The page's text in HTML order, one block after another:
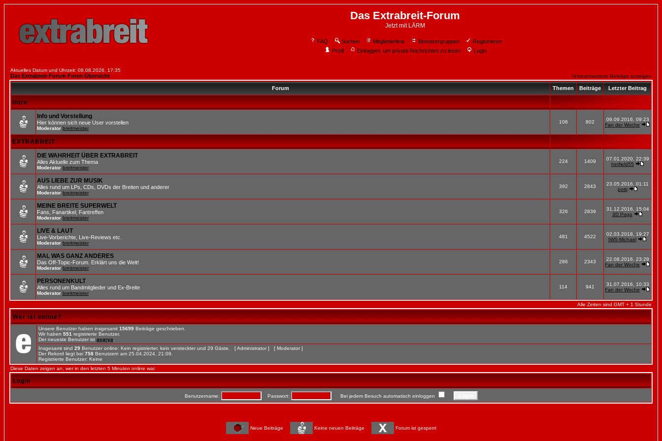
Das Extrabreit-Forum
Jetzt mit LÄRM
FAQ Suchen Mitgliederliste Benutzergruppen
Registrieren
Profil
Einloggen, um private Nachrichten zu lesen Login
Aktuelles Datum und Uhrzeit: 08.08.2026, 17:35
Das Extrabreit-Forum Foren-Übersicht Unbeantwortete Beiträge anzeigen
Forum Themen Beiträge Letzter Beitrag
Intro
Info und Vorstellung
Hier können sich neue User vorstellen
Moderator breitmeister
106 802
09.09.2016, 09:23
Fan der Woche
EXTRABREIT
DIE WAHRHEIT ÜBER EXTRABREIT
Alles Aktuelle zum Thema
Moderator breitmeister
224 1409
07.01.2020, 22:39
hetfield55
AUS LIEBE ZUR MUSIK
Alles rund um LPs, CDs, DVDs der Breiten und anderer
Moderator breitmeister
392 2843
23.05.2016, 01:11
potti
MEINE BREITE SUPERWELT
Fans, Fanartikel, Fantreffen
Moderator breitmeister
326 2839
31.12.2016, 15:04
3D Pogo
LIVE & LAUT
Live-Vorberichte, Live-Reviews etc.
Moderator breitmeister
481 4522
02.03.2018, 19:27
IWS-Michael
MAL WAS GANZ ANDERES
Das Off-Topic-Forum. Erklärt uns die Welt!
Moderator breitmeister
286 2343
22.08.2016, 23:29
Fan der Woche
PERSONENKULT
Alles rund um Bandmitglieder und Ex-Breite
Moderator breitmeister
114 941
31.07.2016, 10:33
Fan der Woche
Alle Zeiten sind GMT + 1 Stunde
Wer ist online?
Unsere Benutzer haben insgesamt 15699 Beiträge geschrieben.
Wir haben 551 registrierte Benutzer.
Der neueste Benutzer ist avarya
Insgesamt sind 29 Benutzer online: Kein registrierter, kein versteckter und 29 Gäste. [Administrator ] [ Moderator ]
Der Rekord liegt bei 758 Benutzern am 25.04.2024, 21:09.
Registrierte Benutzer: Keine
Diese Daten zeigen an, wer in den letzten 5 Minuten online war.
Login
Benutzername: Passwort: Bei jedem Besuch automatisch einloggen
Neue Beiträge Keine neuen Beiträge Forum ist gesperrt